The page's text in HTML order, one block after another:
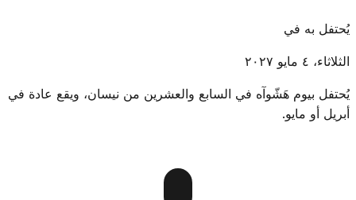
يُحتفل به في
الثلاثاء، ٤ مايو ٢٠٢٧
يُحتفل بيوم هَشّوآه في السابع والعشرين من نيسان، ويقع عادة في
أبريل أو مايو.